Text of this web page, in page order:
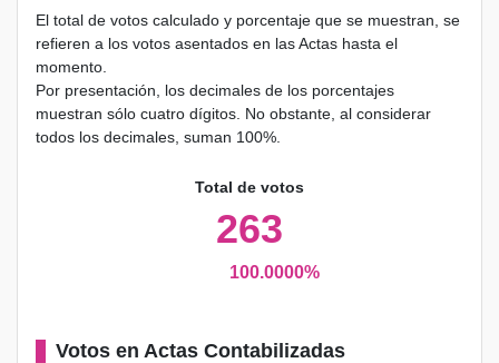
El total de votos calculado y porcentaje que se muestran, se
refieren a los votos asentados en las Actas hasta el
momento.
Por presentación, los decimales de los porcentajes
muestran sólo cuatro dígitos. No obstante, al considerar
todos los decimales, suman 100%.
Total de votos
263
100.0000%
Votos en Actas Contabilizadas